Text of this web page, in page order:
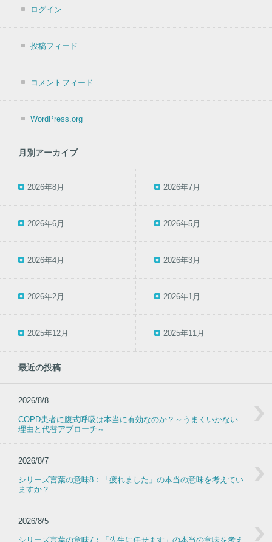
ログイン
投稿フィード
コメントフィード
WordPress.org
月別アーカイブ
2026年8月 2026年7月
2026年6月 2026年5月
2026年4月 2026年3月
2026年2月 2026年1月
2025年12月 2025年11月
最近の投稿
2026/8/8
COPD患者に腹式呼吸は本当に有効なのか？～うまくいかない
理由と代替アプローチ～
2026/8/7
シリーズ言葉の意味8：「疲れました」の本当の意味を考えてい
ますか？
2026/8/5
シリーズ言葉の意味7：「先生に任せます」の本当の意味を考え